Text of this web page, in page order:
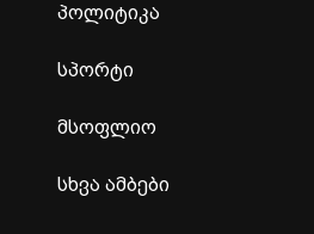
პოლიტიკა
სპორტი
მსოფლიო
სხვა ამბები